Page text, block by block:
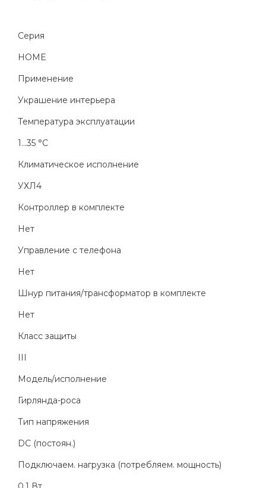
Серия
HOME
Применение
Украшение интерьера
Температура эксплуатации
1...35 °C
Климатическое исполнение
УХЛ4
Контроллер в комплекте
Нет
Управление с телефона
Нет
Шнур питания/трансформатор в комплекте
Нет
Класс защиты
III
Модель/исполнение
Гирлянда-роса
Тип напряжения
DC (постоян.)
Подключаем. нагрузка (потребляем. мощность)